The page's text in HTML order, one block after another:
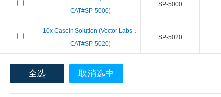
CAT#SP-5000)
SP-5000
10x Casein Solution (Vector Labs；
CAT#SP-5020)
SP-5020
全选 取消选中